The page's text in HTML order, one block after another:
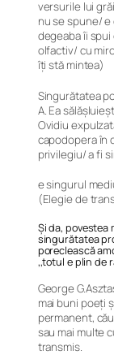
versurile lui
nu se spune/
degeaba îi
olfactiv/ cu
îţi stă mintea)
Singurătatea
A. Ea
Ovidiu
capodopera în
privilegiu/ a fi
e singurul
(Elegie de
Și da, povestea
singurătatea
poreclească
,,totul e plin de
George
mai buni poeți
permanent,
sau mai multe
transmis.